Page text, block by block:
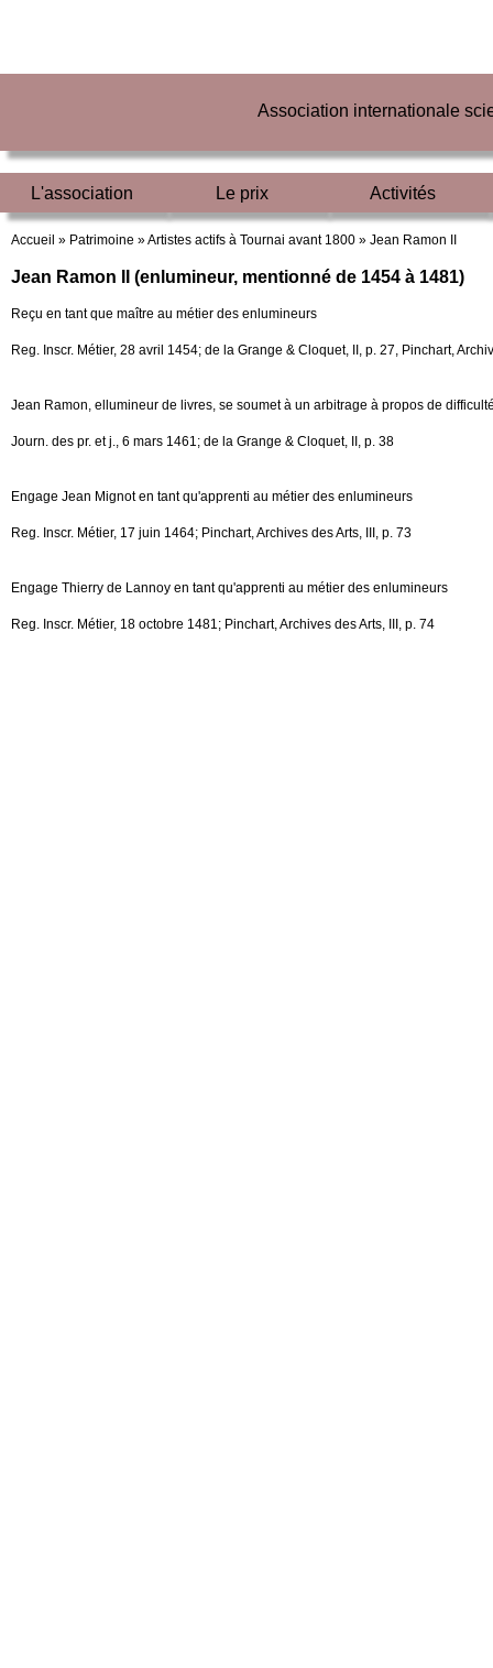
Association internationale
L'association Le prix Activités
Accueil » Patrimoine »Artistes actifs à Tournai avant 1800 » Jean Ramon II
Jean Ramon II (enlumineur, mentionné de 1454 à 1481)
Reçu en tant que maître au métier des enlumineurs
Reg. Inscr. Métier, 28 avril 1454; de la Grange & Cloquet, II, p. 27, Pinchart,
Jean Ramon, ellumineur de livres, se soumet à un arbitrage à propos de
Journ. des pr. et j., 6 mars 1461; de la Grange & Cloquet, II, p. 38
Engage Jean Mignot en tant qu'apprenti au métier des enlumineurs
Reg. Inscr. Métier, 17 juin 1464; Pinchart, Archives des Arts, III, p. 73
Engage Thierry de Lannoy en tant qu'apprenti au métier des enlumineurs
Reg. Inscr. Métier, 18 octobre 1481; Pinchart, Archives des Arts, III, p. 74